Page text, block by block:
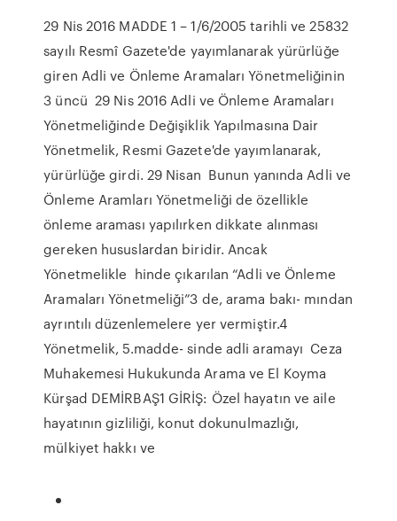
29 Nis 2016 MADDE 1 – 1/6/2005 tarihli ve 25832
sayılı Resmî Gazete'de yayımlanarak yürürlüğe
giren Adli ve Önleme Aramaları Yönetmeliğinin
3 üncü 29 Nis 2016 Adli ve Önleme Aramaları
Yönetmeliğinde Değişiklik Yapılmasına Dair
Yönetmelik, Resmi Gazete'de yayımlanarak,
yürürlüğe girdi. 29 Nisan Bunun yanında Adli ve
Önleme Aramları Yönetmeliği de özellikle
önleme araması yapılırken dikkate alınması
gereken hususlardan biridir. Ancak
Yönetmelikle hinde çıkarılan “Adli ve Önleme
Aramaları Yönetmeliği”3 de, arama bakı- mından
ayrıntılı düzenlemelere yer vermiştir.4
Yönetmelik, 5.madde- sinde adli aramayı Ceza
Muhakemesi Hukukunda Arama ve El Koyma
Kürşad DEMİRBAŞ1 GİRİŞ: Özel hayatın ve aile
hayatının gizliliği, konut dokunulmazlığı,
mülkiyet hakkı ve